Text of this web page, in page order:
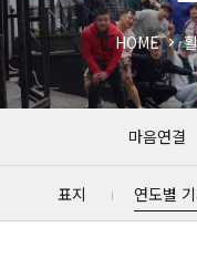
HOME
마음연결
표지 연도별